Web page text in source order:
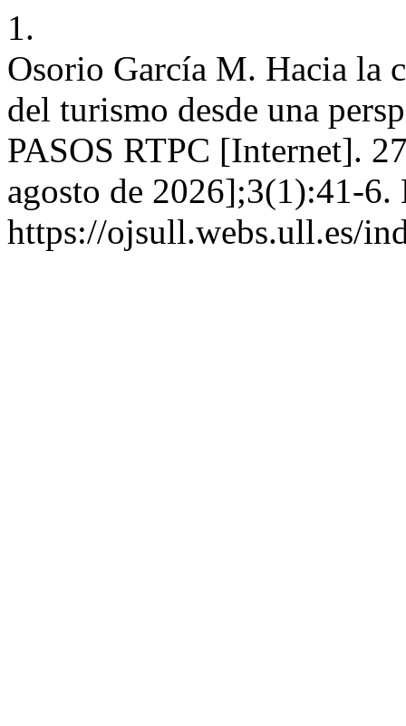
1.
Osorio García M. Hacia la
del turismo desde una
PASOS RTPC [Internet].
agosto de 2026];3(1):41-6.
https://ojsull.webs.ull.es/